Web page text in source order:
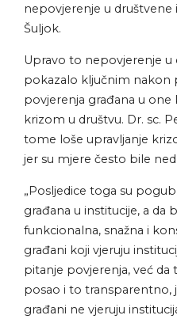
nepovjerenje u društvene
Šuljok.
Upravo to nepovjerenje u
pokazalo ključnim nakon
povjerenja građana u one
krizom u društvu. Dr. sc.
tome loše upravljanje
jer su mjere često bile
„Posljedice toga su
građana u institucije, a da
funkcionalna, snažna i
građani koji vjeruju
pitanje povjerenja, već da
posao i to transparentno,
građani ne vjeruju